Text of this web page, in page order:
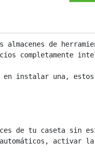
almacenes de
completamente
en instalar una,
de tu caseta sin
activar